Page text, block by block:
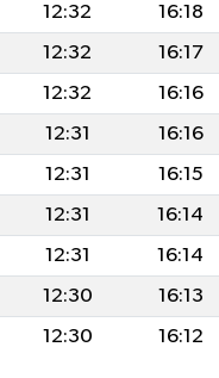
12:32 16:18
12:32 16:17
12:32 16:16
12:31 16:16
12:31 16:15
12:31 16:14
12:31 16:14
12:30 16:13
12:30 16:12